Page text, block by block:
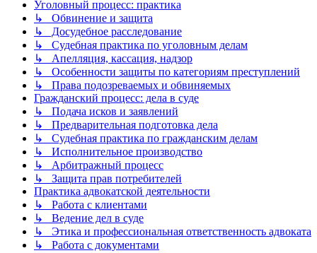
Уголовный процесс: практика
↳ Обвинение и защита
↳ Досудебное расследование
↳ Судебная практика по уголовным делам
↳ Апелляция, кассация, надзор
↳ Особенности защиты по категориям преступлений
↳ Права подозреваемых и обвиняемых
Гражданский процесс: дела в суде
↳ Подача исков и заявлений
↳ Предварительная подготовка дела
↳ Судебная практика по гражданским делам
↳ Исполнительное производство
↳ Арбитражный процесс
↳ Защита прав потребителей
Практика адвокатской деятельности
↳ Работа с клиентами
↳ Ведение дел в суде
↳ Этика и профессиональная ответственность адвоката
↳ Работа с документами